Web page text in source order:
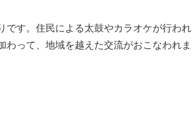
です。住民による太鼓やカラオケが行われ
って、地域を越えた交流がおこなわれま